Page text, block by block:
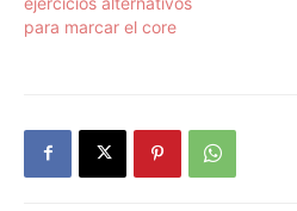
para marcar el core